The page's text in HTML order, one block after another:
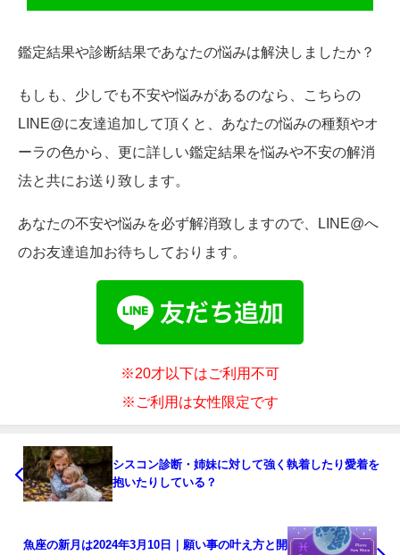
鑑定結果や診断結果であなたの悩みは解決しましたか？
もしも、少しでも不安や悩みがあるのなら、こちらの
LINE@に友達追加して頂くと、あなたの悩みの種類やオ
ーラの色から、更に詳しい鑑定結果を悩みや不安の解消
法と共にお送り致します。
あなたの不安や悩みを必ず解消致しますので、LINE@へ
のお友達追加お待ちしております。
※20才以下はご利用不可
※ご利用は女性限定です
シスコン診断・姉妹に対して強く執着したり愛着を
抱いたりしている？
魚座の新月は2024年3月10日｜願い事の叶え方と開